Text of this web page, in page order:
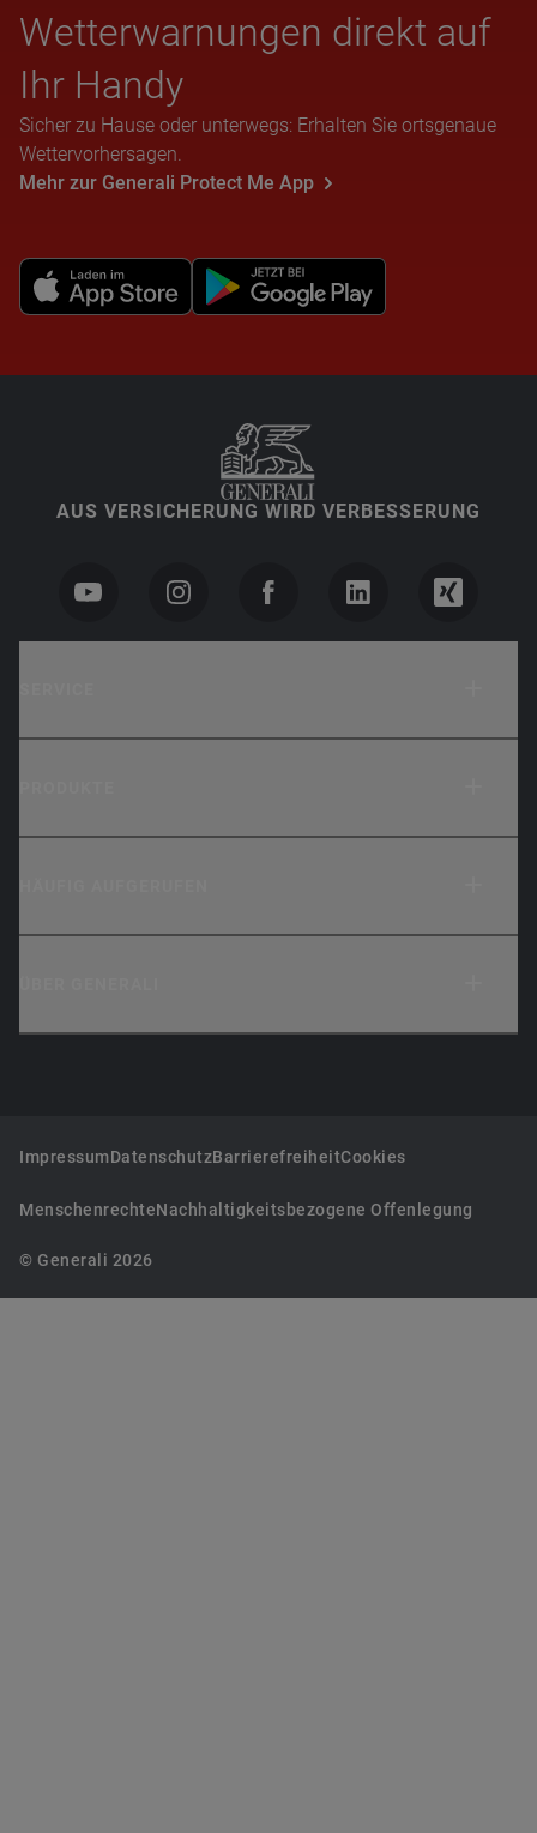
Wet­ter­war­nun­gen direkt auf
Ihr Handy
Sicher zu Hause oder unterwegs: Erhalten Sie ortsgenaue
Wettervorhersagen.
Mehr zur Generali Protect Me App
AUS VERSICHERUNG WIRD VERBESSERUNG
ImpressumDatenschutzBarrierefreiheitCookies
MenschenrechteNachhaltigkeitsbezogene Offenlegung
© Generali 2026